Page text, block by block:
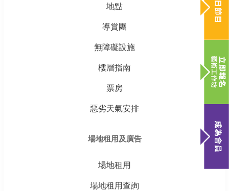
地點
導賞團
無障礙設施
樓層指南
票房
惡劣天氣安排
場地租用及廣告
場地租用
場地租用查詢